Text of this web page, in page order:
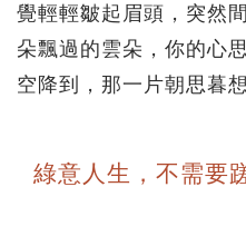
覺輕輕皺起眉頭，突然
朵飄過的雲朵，你的心
空降到，那一片朝思暮
綠意人生，不需要